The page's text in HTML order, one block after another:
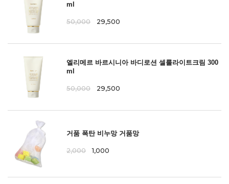
ml
50,000 29,500
엘리메르 바르시니아 바디로션 셀룰라이트크림 300
ml
50,000 29,500
거품 폭탄 비누망 거품망
2,000 1,000